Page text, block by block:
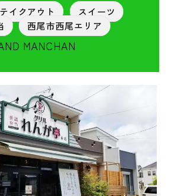
テイクアウト
スイーツ
西尾市西尾エリア
MANCHAN